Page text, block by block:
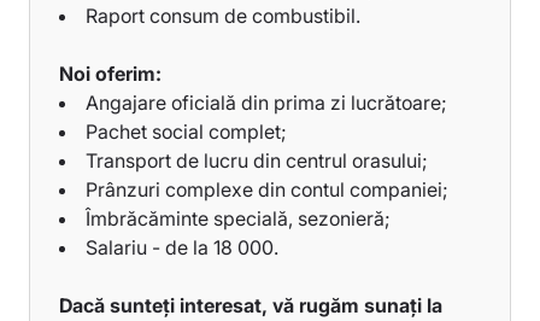
Raport consum de combustibil.
Noi oferim:
Angajare oficială din prima zi lucrătoare;
Pachet social complet;
Transport de lucru din centrul orasului;
Prânzuri complexe din contul companiei;
Îmbrăcăminte specială, sezonieră;
Salariu - de la 18 000.
Dacă sunteți interesat, vă rugăm sunați la